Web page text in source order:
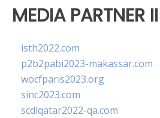
MEDIA PARTNER II
isth2022.com
p2b2pabi2023-makassar.com
wocfparis2023.org
sinc2023.com
scdlqatar2022-qa.com